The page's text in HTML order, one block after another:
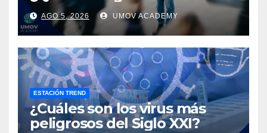
AGO 5, 2026 UMOV ACADEMY
ESTACIÓN TREND
¿Cuáles son los virus más
peligrosos del Siglo XXI?